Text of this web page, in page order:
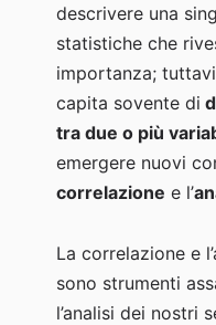
descrivere una
statistiche che
importanza;
capita sovente di
tra due o più
emergere nuovi
correlazione e l’
La correlazione e
sono strumenti
l’analisi dei nostri